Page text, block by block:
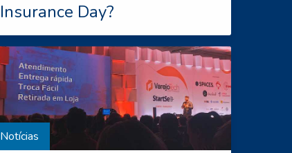
Insurance Day?
Notícias